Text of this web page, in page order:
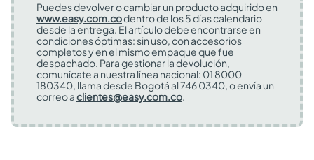
Puedes devolver o cambiar un producto adquirido en
www.easy.com.codentro de los 5 días calendario
desde la entrega. El artículo debe encontrarse en
condiciones óptimas: sin uso, con accesorios
completos y en el mismo empaque que fue
despachado. Para gestionar la devolución,
comunícate a nuestra línea nacional: 01 8000
180340, llama desde Bogotá al 746 0340, o envía un
correo aclientes@easy.com.co.